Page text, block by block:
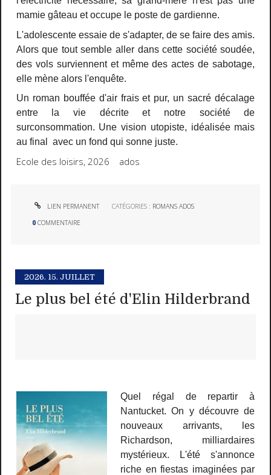
mamie gâteau et occupe le poste de gardienne.
L'adolescente essaie de s'adapter, de se faire des amis.
Alors que tout semble aller dans cette société soudée,
des vols surviennent et même des actes de sabotage,
elle mène alors l'enquête.
Un roman bouffée d'air frais et pur, un sacré décalage
entre la vie décrite et notre société de
surconsommation. Une vision utopiste, idéalisée mais
au final avec un fond qui sonne juste.
Ecole des loisirs, 2026 ados
LIEN PERMANENT CATÉGORIES : ROMANS ADOS
0 COMMENTAIRE
2026. 15. JUILLET
Le plus bel été d'Elin Hilderbrand
Quel régal de repartir à
Nantucket. On y découvre de
nouveaux arrivants, les
Richardson, milliardaires
mystérieux. L'été s'annonce
riche en fiestas imaginées par